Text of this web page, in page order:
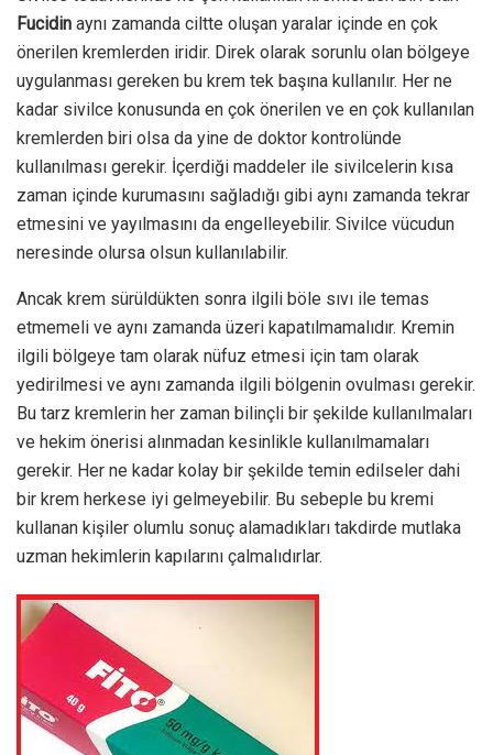
Fucidin aynı zamanda ciltte oluşan yaralar içinde en çok
önerilen kremlerden iridir. Direk olarak sorunlu olan bölgeye
uygulanması gereken bu krem tek başına kullanılır. Her ne
kadar sivilce konusunda en çok önerilen ve en çok kullanılan
kremlerden biri olsa da yine de doktor kontrolünde
kullanılması gerekir. İçerdiği maddeler ile sivilcelerin kısa
zaman içinde kurumasını sağladığı gibi aynı zamanda tekrar
etmesini ve yayılmasını da engelleyebilir. Sivilce vücudun
neresinde olursa olsun kullanılabilir.
Ancak krem sürüldükten sonra ilgili böle sıvı ile temas
etmemeli ve aynı zamanda üzeri kapatılmamalıdır. Kremin
ilgili bölgeye tam olarak nüfuz etmesi için tam olarak
yedirilmesi ve aynı zamanda ilgili bölgenin ovulması gerekir.
Bu tarz kremlerin her zaman bilinçli bir şekilde kullanılmaları
ve hekim önerisi alınmadan kesinlikle kullanılmamaları
gerekir. Her ne kadar kolay bir şekilde temin edilseler dahi
bir krem herkese iyi gelmeyebilir. Bu sebeple bu kremi
kullanan kişiler olumlu sonuç alamadıkları takdirde mutlaka
uzman hekimlerin kapılarını çalmalıdırlar.